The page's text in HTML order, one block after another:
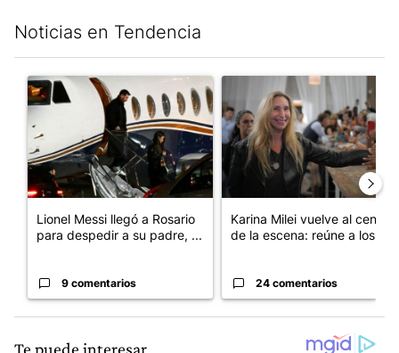
Noticias en Tendencia
Un artículo de tendencia con el título "Lionel Messi llegó a
Lionel Messi llegó a Rosario
para despedir a su padre, ...
9 comentarios
Un artículo de tendencia
Karina Milei vuelve al centro
de la escena: reúne a los...
24 comentarios